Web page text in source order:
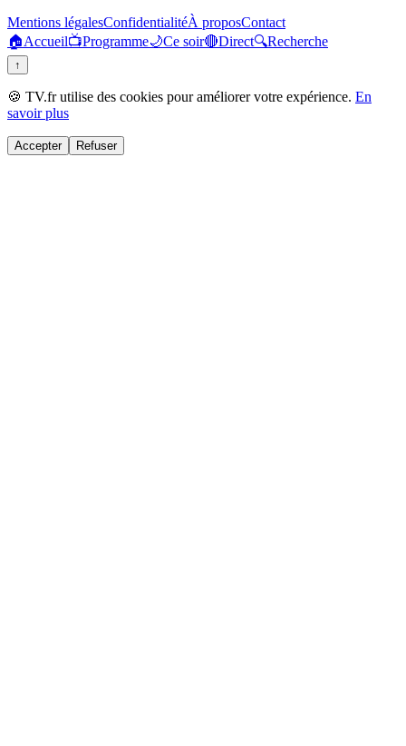
Mentions légalesConfidentialitéÀ proposContact
🏠Accueil📺Programme🌙Ce soir🔴Direct🔍Recherche
↑
🍪 TV.fr utilise des cookies pour améliorer votre expérience. En
savoir plus
Accepter Refuser